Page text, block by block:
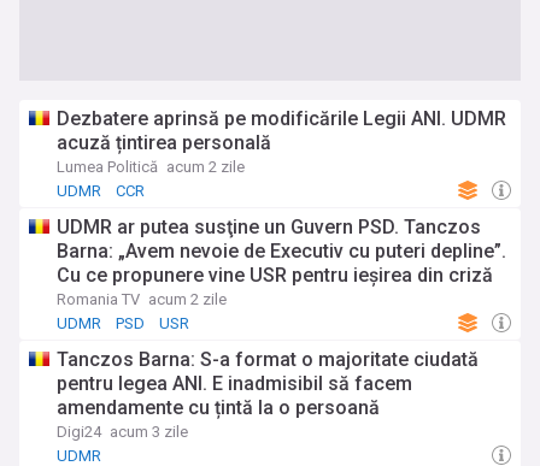
Dezbatere aprinsă pe modificările Legii ANI. UDMR
acuză țintirea personală
Lumea Politică acum 2 zile
UDMR
CCR
UDMR ar putea susţine un Guvern PSD. Tanczos
Barna: „Avem nevoie de Executiv cu puteri depline”.
Cu ce propunere vine USR pentru ieşirea din criză
Romania TV acum 2 zile
UDMR
PSD USR
Tanczos Barna: S-a format o majoritate ciudată
pentru legea ANI. E inadmisibil să facem
amendamente cu țintă la o persoană
Digi24 acum 3 zile
UDMR